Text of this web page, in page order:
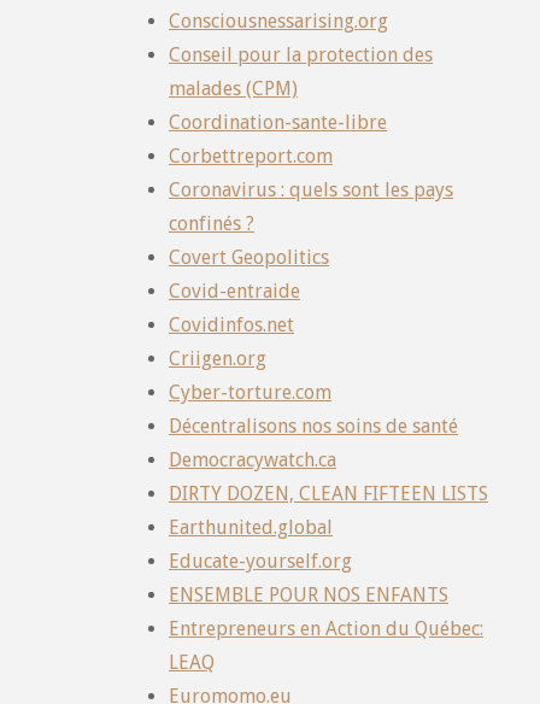
Consciousnessarising.org
Conseil pour la protection des
malades (CPM)
Coordination-sante-libre
Corbettreport.com
Coronavirus : quels sont les pays
confinés ?
Covert Geopolitics
Covid-entraide
Covidinfos.net
Criigen.org
Cyber-torture.com
Décentralisons nos soins de santé
Democracywatch.ca
DIRTY DOZEN, CLEAN FIFTEEN LISTS
Earthunited.global
Educate-yourself.org
ENSEMBLE POUR NOS ENFANTS
Entrepreneurs en Action du Québec:
LEAQ
Euromomo.eu